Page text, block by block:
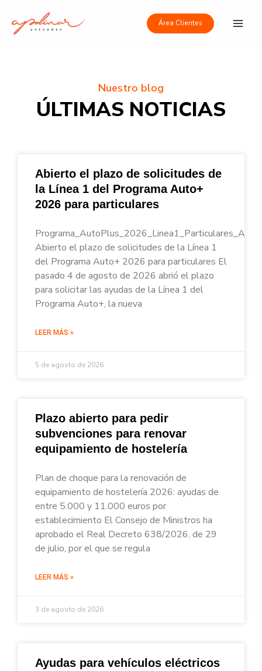
contenido
Área Clientes
Nuestro blog
ÚLTIMAS NOTICIAS
Abierto el plazo de solicitudes de
la Línea 1 del Programa Auto+
2026 para particulares
Abierto el plazo de solicitudes de la Línea 1
del Programa Auto+ 2026 para particulares El
pasado 4 de agosto de 2026 abrió el plazo
para solicitar las ayudas de la Línea 1 del
Programa Auto+, la nueva
LEER MÁS »
5 de agosto de 2026
Plazo abierto para pedir
subvenciones para renovar
equipamiento de hostelería
Plan de choque para la renovación de
equipamiento de hostelería 2026: ayudas de
entre 5.000 y 11.000 euros por
establecimiento El Consejo de Ministros ha
aprobado el Real Decreto 638/2026, de 29
de julio, por el que se regula
LEER MÁS »
3 de agosto de 2026
Ayudas para vehículos eléctricos